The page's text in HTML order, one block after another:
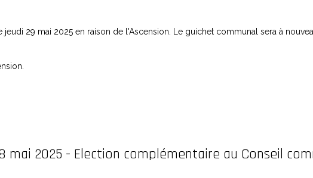
jeudi 29 mai 2025 en raison de l'Ascension. Le guichet communal sera à
mai 2025 - Election complémentaire au Conseil